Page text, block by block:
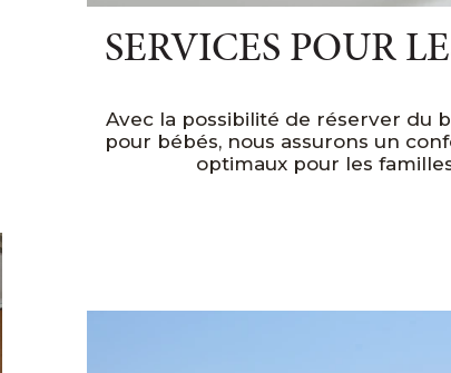
SERVICES POUR
Avec la possibilité de réserver du
pour bébés, nous assurons un
optimaux pour les